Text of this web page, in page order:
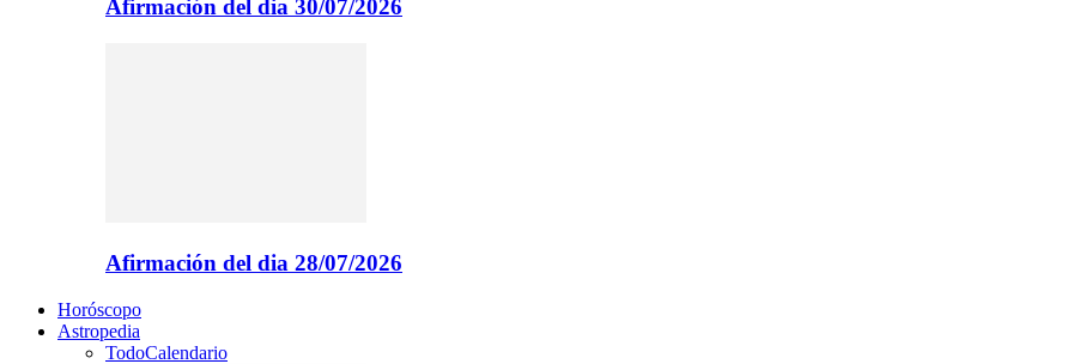
Afirmación del dia 30/07/2026
Afirmación del dia 28/07/2026
Horóscopo
Astropedia
TodoCalendario